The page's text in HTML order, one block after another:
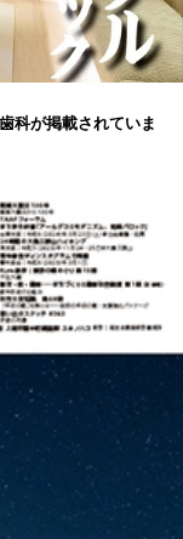
科が掲載されていま